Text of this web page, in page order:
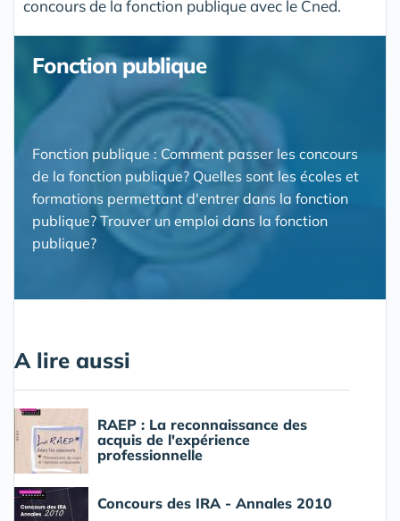
concours de la fonction publique avec le Cned.
Fonction publique
Fonction publique : Comment passer les concours
de la fonction publique? Quelles sont les écoles et
formations permettant d'entrer dans la fonction
publique? Trouver un emploi dans la fonction
publique?
A lire aussi
RAEP : La reconnaissance des
acquis de l'expérience
professionnelle
Concours des IRA - Annales 2010